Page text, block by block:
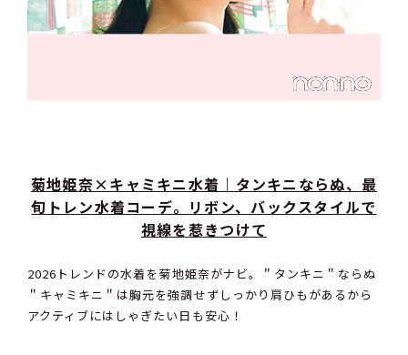
菊地姫奈×キャミキニ水着｜タンキニならぬ、最
旬トレン水着コーデ。リボン、バックスタイルで
視線を惹きつけて
2026トレンドの水着を菊地姫奈がナビ。＂タンキニ＂ならぬ
＂キャミキニ＂は胸元を強調せずしっかり肩ひもがあるから
アクティブにはしゃぎたい日も安心！